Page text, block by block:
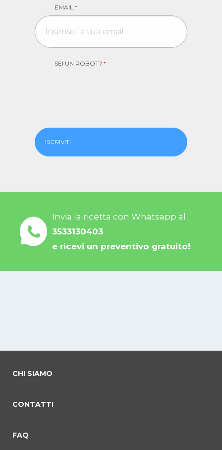
EMAIL *
SEI UN ROBOT? *
ISCRIVITI
Invia la ricetta con Whatsapp al
3533130403
e ricevi un preventivo gratuito!
CHI SIAMO
CONTATTI
FAQ